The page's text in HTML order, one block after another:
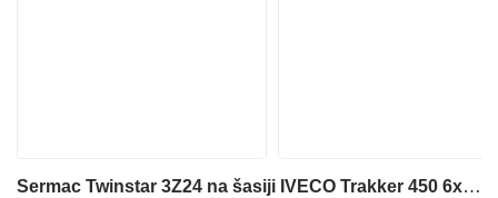
Sermac Twinstar 3Z24 na šasiji IVECO Trakker 450 6x4 / Sermac Twinstar 3Z24 concrete mixer pump / Rem